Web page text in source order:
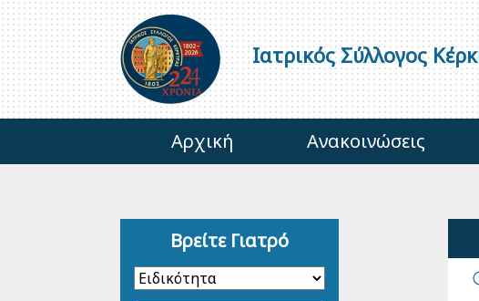
Ιατρικός Σύλλογος
Αρχική Ανακοινώσεις
Βρείτε Γιατρό